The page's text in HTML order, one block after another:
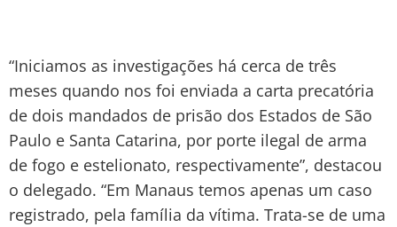
“Iniciamos as investigações há cerca de três
meses quando nos foi enviada a carta precatória
de dois mandados de prisão dos Estados de São
Paulo e Santa Catarina, por porte ilegal de arma
de fogo e estelionato, respectivamente”, destacou
o delegado. “Em Manaus temos apenas um caso
registrado, pela família da vítima. Trata-se de uma